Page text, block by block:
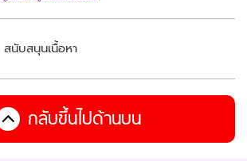
สนับสนุนเนื้อหา
กลับขึ้นไปด้านบน